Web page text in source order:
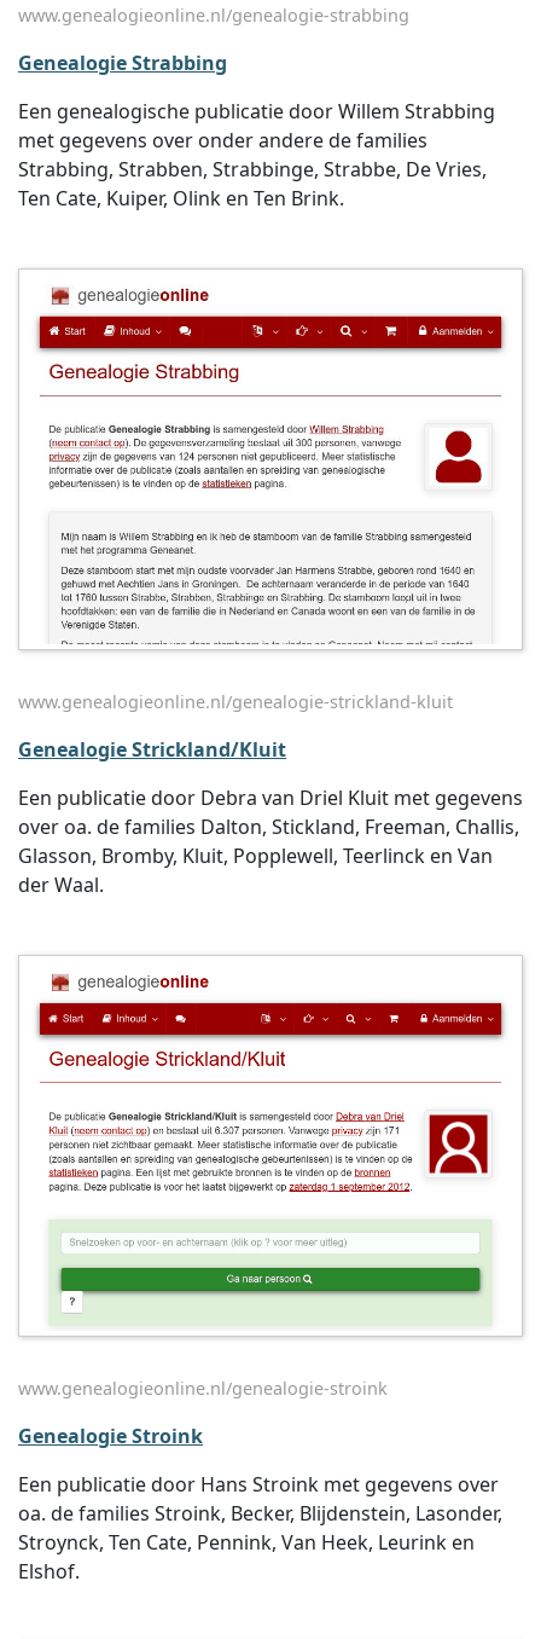
www.genealogieonline.nl/genealogie-strabbing
Genealogie Strabbing
Een genealogische publicatie door Willem Strabbing
met gegevens over onder andere de families
Strabbing, Strabben, Strabbinge, Strabbe, De Vries,
Ten Cate, Kuiper, Olink en Ten Brink.
www.genealogieonline.nl/genealogie-strickland-kluit
Genealogie Strickland/Kluit
Een publicatie door Debra van Driel Kluit met gegevens
over oa. de families Dalton, Stickland, Freeman, Challis,
Glasson, Bromby, Kluit, Popplewell, Teerlinck en Van
der Waal.
www.genealogieonline.nl/genealogie-stroink
Genealogie Stroink
Een publicatie door Hans Stroink met gegevens over
oa. de families Stroink, Becker, Blijdenstein, Lasonder,
Stroynck, Ten Cate, Pennink, Van Heek, Leurink en
Elshof.